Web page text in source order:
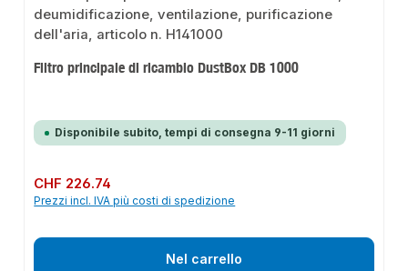
Filtro principale di ricambio DustBox DB 1000
Disponibile subito, tempi di consegna 9-11 giorni
Prezzo normale:
CHF 226.74
Prezzi incl. IVA più costi di spedizione
Nel carrello